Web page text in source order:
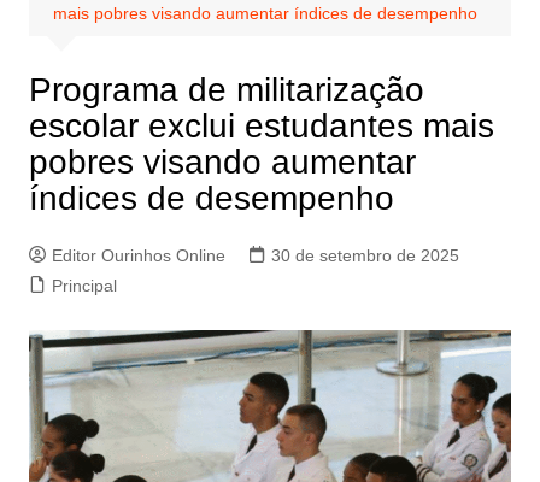
d
mais pobres visando aumentar índices de desempenho
Programa de militarização
escolar exclui estudantes mais
pobres visando aumentar
índices de desempenho
Editor Ourinhos Online
30 de setembro de 2025
Principal